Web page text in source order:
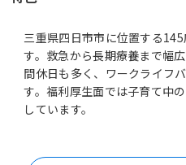
三重県四日市市に位置する
す。救急から長期療養まで幅
間休日も多く、ワークライフ
す。福利厚生面では子育て中
しています。